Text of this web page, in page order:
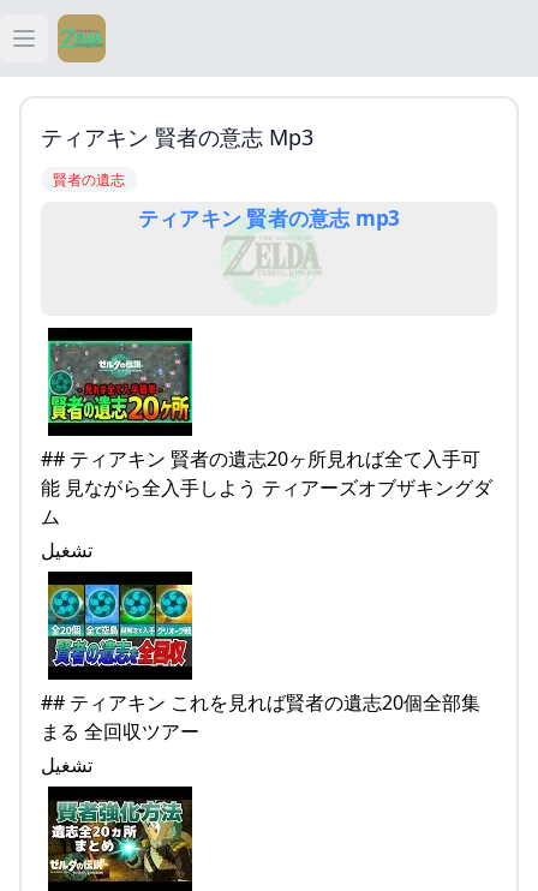
Open main menu
ティアキン
ティアキン 武器
ティアキン 攻略
ティアキン 賢者の意志 Mp3
賢者の遺志
ティアキン 賢者の意志 mp3
## ティアキン 賢者の遺志20ヶ所見れば全て入手可
能 見ながら全入手しよう ティアーズオブザキングダ
ム
تشغيل
## ティアキン これを見れば賢者の遺志20個全部集
まる 全回収ツアー
تشغيل